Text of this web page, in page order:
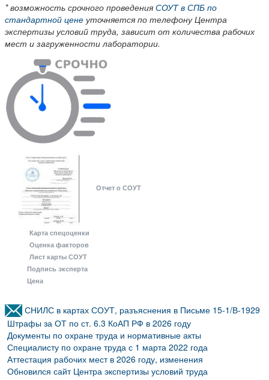
* возможность срочного проведения СОУТ в СПБ по
стандартной цене уточняется по телефону Центра
экспертизы условий труда, зависит от количества рабочих
мест и загруженности лаборатории.
Отчет о СОУТ
Карта спецоценки
Оценка факторов
Лист карты СОУТ
Подпись эксперта
Цена
СНИЛС в картах СОУТ, разъяснения в Письме 15-1/В-1929
Штрафы за ОТ по ст. 6.3 КоАП РФ в 2026 году
Документы по охране труда и нормативные акты
Специалисту по охране труда с 1 марта 2022 года
Аттестация рабочих мест в 2026 году, изменения
Обновился сайт Центра экспертизы условий труда